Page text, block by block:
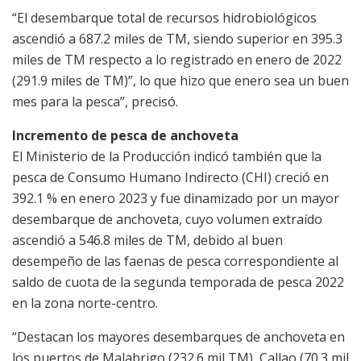
“El desembarque total de recursos hidrobiológicos
ascendió a 687.2 miles de TM, siendo superior en 395.3
miles de TM respecto a lo registrado en enero de 2022
(291.9 miles de TM)”, lo que hizo que enero sea un buen
mes para la pesca”, precisó.
Incremento de pesca de anchoveta
El Ministerio de la Producción indicó también que la
pesca de Consumo Humano Indirecto (CHI) creció en
392.1 % en enero 2023 y fue dinamizado por un mayor
desembarque de anchoveta, cuyo volumen extraído
ascendió a 546.8 miles de TM, debido al buen
desempeño de las faenas de pesca correspondiente al
saldo de cuota de la segunda temporada de pesca 2022
en la zona norte-centro.
“Destacan los mayores desembarques de anchoveta en